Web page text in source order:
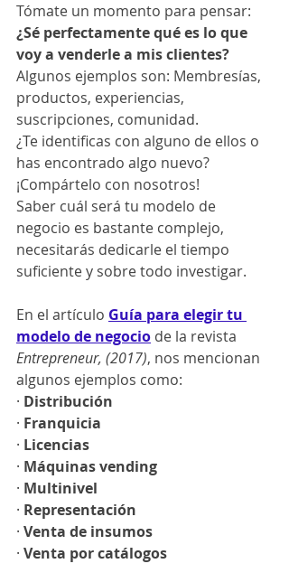
Tómate un momento para pensar:
¿Sé perfectamente qué es lo que
voy a venderle a mis clientes?
Algunos ejemplos son: Membresías,
productos, experiencias,
suscripciones, comunidad.
¿Te identificas con alguno de ellos o
has encontrado algo nuevo?
¡Compártelo con nosotros!
Saber cuál será tu modelo de
negocio es bastante complejo,
necesitarás dedicarle el tiempo
suficiente y sobre todo investigar.
En el artículo Guía para elegir tu
modelo de negocio de la revista
Entrepreneur, (2017), nos mencionan
algunos ejemplos como:
· Distribución
· Franquicia
· Licencias
· Máquinas vending
· Multinivel
· Representación
· Venta de insumos
· Venta por catálogos